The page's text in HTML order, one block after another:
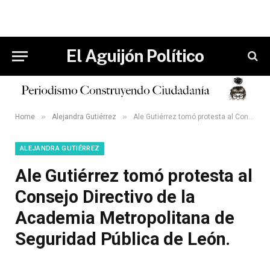
El Aguijón Político
Home » Alejandra Gutiérrez » Ale Gutiérrez tomó protesta al Consejo Directivo de la Academia Metropolitana de Seguridad Pública de León.
ALEJANDRA GUTIÉRREZ
Ale Gutiérrez tomó protesta al
Consejo Directivo de la
Academia Metropolitana de
Seguridad Pública de León.